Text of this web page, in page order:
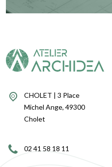
CHOLET | 3 Place
Michel Ange, 49300
Cholet
02 41 58 18 11